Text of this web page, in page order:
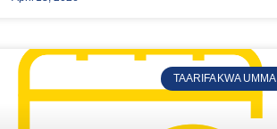
TAARIFA KWA UMMA